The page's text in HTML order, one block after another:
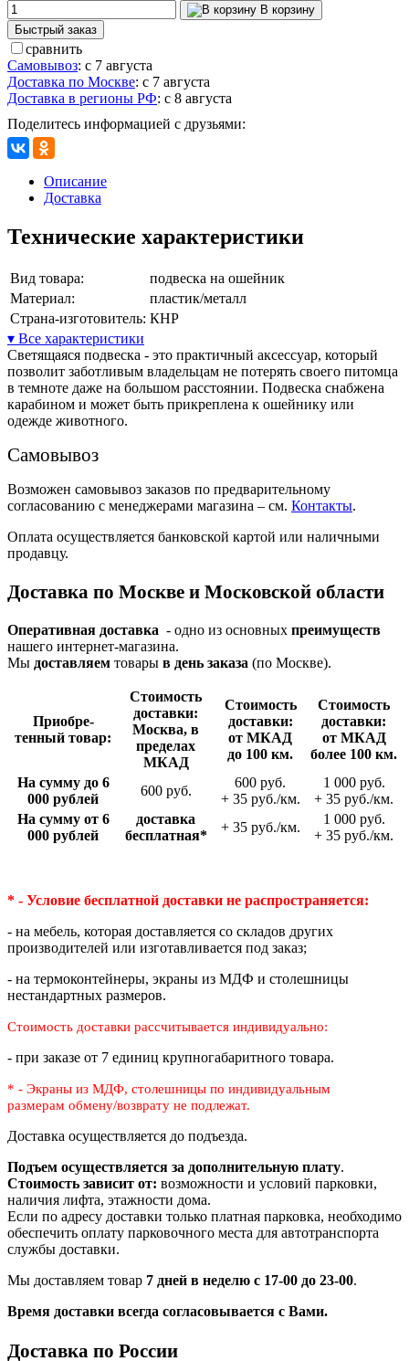
В корзину
Быстрый заказ
сравнить
Самовывоз: с 7 августа
Доставка по Москве: с 7 августа
Доставка в регионы РФ: с 8 августа
Поделитесь информацией с друзьями:
Описание
Доставка
Технические характеристики
Вид товара:
подвеска на ошейник
Материал:
пластик/металл
Страна-изготовитель: КНР
▾ Все характеристики
Светящаяся подвеска - это практичный аксессуар, который
позволит заботливым владельцам не потерять своего питомца
в темноте даже на большом расстоянии. Подвеска снабжена
карабином и может быть прикреплена к ошейнику или
одежде животного.
Самовывоз
Возможен самовывоз заказов по предварительному
согласованию с менеджерами магазина – см. Контакты.
Оплата осуществляется банковской картой или наличными
продавцу.
Доставка по Москве и Московской области
Оперативная доставка - одно из основных преимуществ
нашего интернет-магазина.
Мы доставляем товары в день заказа (по Москве).
Приобре­
тенный товар:
Стои­мость
доставки:
Москва, в
пределах
МКАД
Стои­мость
доставки:
от МКАД
до 100 км.
Стои­мость
доставки:
от МКАД
более 100 км.
На сумму до 6
000 рублей
600 руб.
600 руб.
+ 35 руб./км.
1 000 руб.
+ 35 руб./км.
На сумму от 6
000 рублей
доставка
беспла­тная*
+ 35 руб./км.
1 000 руб.
+ 35 руб./км.
* - Условие бесплатной доставки не распространяется:
- на мебель, которая доставляется со складов других
производителей или изготавливается под заказ;
- на термоконтейнеры, экраны из МДФ и столешницы
нестандартных размеров.
Стоимость доставки рассчитывается индивидуально:
- при заказе от 7 единиц крупногабаритного товара.
* - Экраны из МДФ, столешницы по индивидуальным
размерам обмену/возврату не подлежат.
Доставка осуществляется до подъезда.
Подъем осуществляется за дополнительную плату.
Стоимость зависит от: возможности и условий парковки,
наличия лифта, этажности дома.
Если по адресу доставки только платная парковка, необходимо
обеспечить оплату парковочного места для автотранспорта
службы доставки.
Мы доставляем товар 7 дней в неделю с 17-00 до 23-00.
Время доставки всегда согласовывается с Вами.
Доставка по России